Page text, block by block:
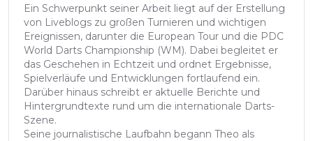
Ein Schwerpunkt seiner Arbeit liegt auf der Erstellung
von Liveblogs zu großen Turnieren und wichtigen
Ereignissen, darunter die European Tour und die PDC
World Darts Championship (WM). Dabei begleitet er
das Geschehen in Echtzeit und ordnet Ergebnisse,
Spielverläufe und Entwicklungen fortlaufend ein.
Darüber hinaus schreibt er aktuelle Berichte und
Hintergrundtexte rund um die internationale Darts-
Szene.
Seine journalistische Laufbahn begann Theo als